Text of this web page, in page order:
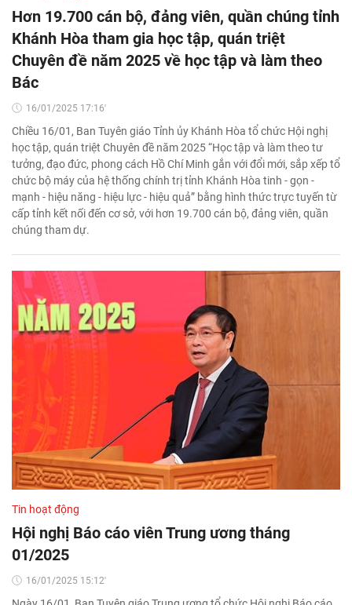
Hơn 19.700 cán bộ, đảng viên, quần chúng tỉnh
Khánh Hòa tham gia học tập, quán triệt
Chuyên đề năm 2025 về học tập và làm theo
Bác
16/01/2025 17:16'
Chiều 16/01, Ban Tuyên giáo Tỉnh ủy Khánh Hòa tổ chức Hội nghị
học tập, quán triệt Chuyên đề năm 2025 “Học tập và làm theo tư
tưởng, đạo đức, phong cách Hồ Chí Minh gắn với đổi mới, sắp xếp tổ
chức bộ máy của hệ thống chính trị tỉnh Khánh Hòa tinh - gọn -
mạnh - hiệu năng - hiệu lực - hiệu quả” bằng hình thức trực tuyến từ
cấp tỉnh kết nối đến cơ sở, với hơn 19.700 cán bộ, đảng viên, quần
chúng tham dự.
Tin hoạt động
Hội nghị Báo cáo viên Trung ương tháng
01/2025
16/01/2025 15:12'